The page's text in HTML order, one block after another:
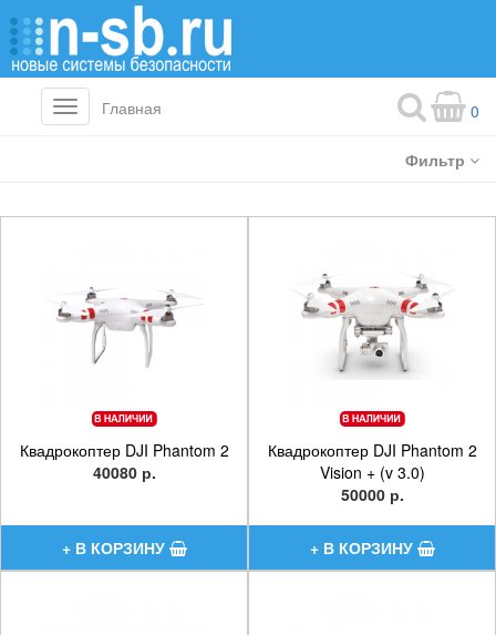
Toggle
navigation
Главная 0
Фильтр
Квадрокоптер DJI Phantom 2
40080 р.
Квадрокоптер DJI Phantom 2
Vision + (v 3.0)
50000 р.